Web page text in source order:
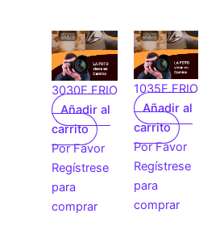
3030E.FRIO
Añadir al
carrito
Por Favor
Regístrese
para
comprar
1035E.FRIO
Añadir al
carrito
Por Favor
Regístrese
para
comprar